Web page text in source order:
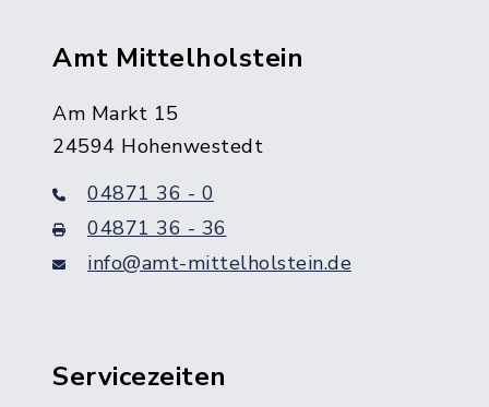
Amt Mittelholstein
Am Markt 15
24594 Hohenwestedt
04871 36 - 0
04871 36 - 36
info@amt-mittelholstein.de
Servicezeiten